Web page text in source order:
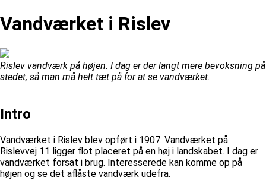
Vandværket i Rislev
Rislev vandværk på højen. I dag er der langt mere bevoksning på
stedet, så man må helt tæt på for at se vandværket.
Intro
Vandværket i Rislev blev opført i 1907. Vandværket på
Rislevvej 11 ligger flot placeret på en høj i landskabet. I dag er
vandværket forsat i brug. Interesserede kan komme op på
højen og se det aflåste vandværk udefra.